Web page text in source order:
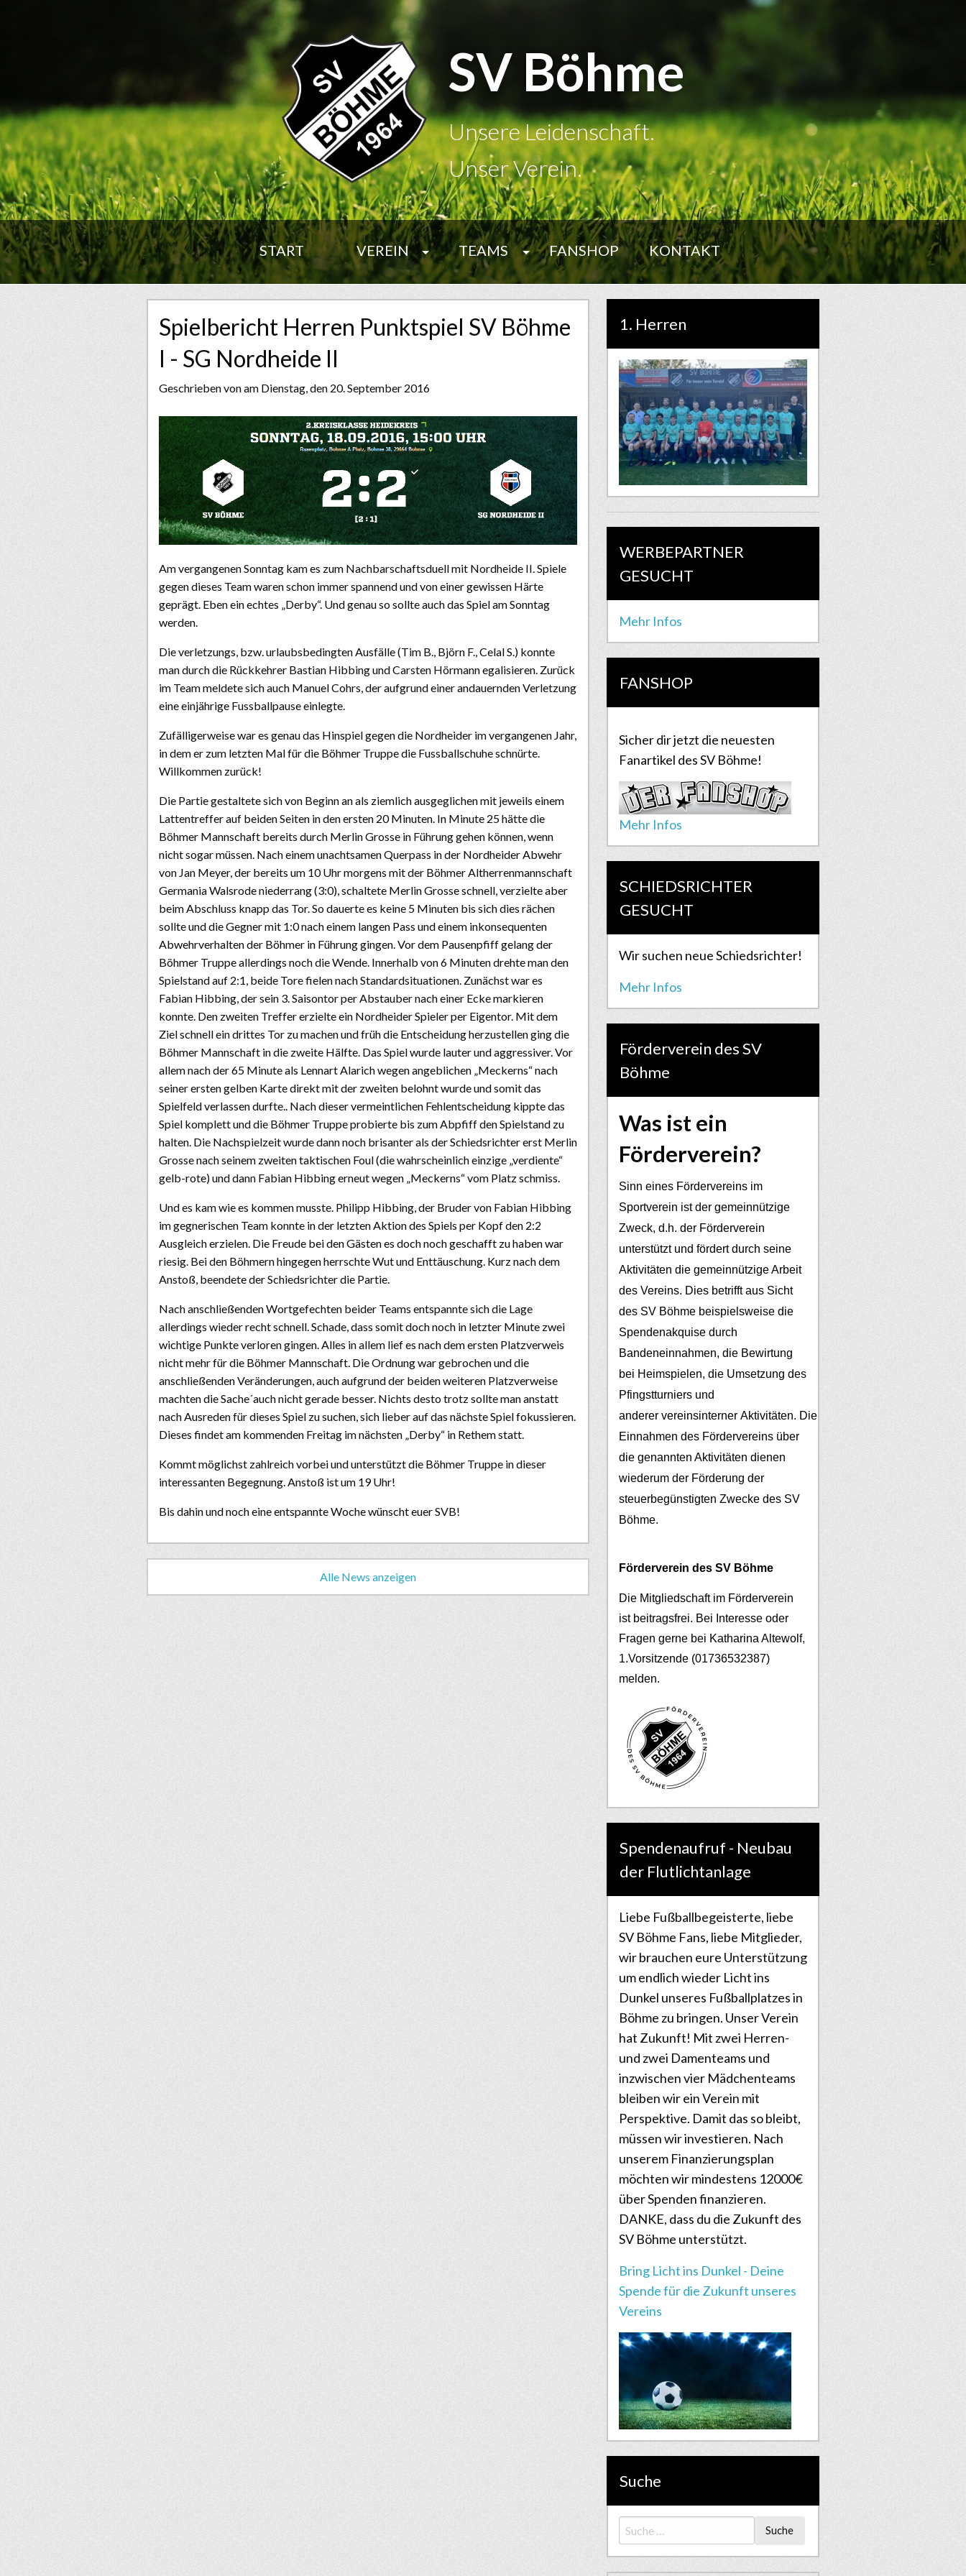
SV Böhme
Unsere Leidenschaft.
Unser Verein.
START VEREIN TEAMS FANSHOP KONTAKT
Spielbericht Herren Punktspiel SV Böhme
I - SG Nordheide II
Geschrieben vonam Dienstag, den 20. September 2016
Am vergangenen Sonntag kam es zum Nachbarschaftsduell mit Nordheide II. Spiele
gegen dieses Team waren schon immer spannend und von einer gewissen Härte
geprägt. Eben ein echtes „Derby“. Und genau so sollte auch das Spiel am Sonntag
werden.
Die verletzungs, bzw. urlaubsbedingten Ausfälle (Tim B., Björn F., Celal S.) konnte
man durch die Rückkehrer Bastian Hibbing und Carsten Hörmann egalisieren. Zurück
im Team meldete sich auch Manuel Cohrs, der aufgrund einer andauernden Verletzung
eine einjährige Fussballpause einlegte.
Zufälligerweise war es genau das Hinspiel gegen die Nordheider im vergangenen Jahr,
in dem er zum letzten Mal für die Böhmer Truppe die Fussballschuhe schnürte.
Willkommen zurück!
Die Partie gestaltete sich von Beginn an als ziemlich ausgeglichen mit jeweils einem
Lattentreffer auf beiden Seiten in den ersten 20 Minuten. In Minute 25 hätte die
Böhmer Mannschaft bereits durch Merlin Grosse in Führung gehen können, wenn
nicht sogar müssen. Nach einem unachtsamen Querpass in der Nordheider Abwehr
von Jan Meyer, der bereits um 10 Uhr morgens mit der Böhmer Altherrenmannschaft
Germania Walsrode niederrang (3:0), schaltete Merlin Grosse schnell, verzielte aber
beim Abschluss knapp das Tor. So dauerte es keine 5 Minuten bis sich dies rächen
sollte und die Gegner mit 1:0 nach einem langen Pass und einem inkonsequenten
Abwehrverhalten der Böhmer in Führung gingen. Vor dem Pausenpfiff gelang der
Böhmer Truppe allerdings noch die Wende. Innerhalb von 6 Minuten drehte man den
Spielstand auf 2:1, beide Tore fielen nach Standardsituationen. Zunächst war es
Fabian Hibbing, der sein 3. Saisontor per Abstauber nach einer Ecke markieren
konnte. Den zweiten Treffer erzielte ein Nordheider Spieler per Eigentor. Mit dem
Ziel schnell ein drittes Tor zu machen und früh die Entscheidung herzustellen ging die
Böhmer Mannschaft in die zweite Hälfte. Das Spiel wurde lauter und aggressiver. Vor
allem nach der 65 Minute als Lennart Alarich wegen angeblichen „Meckerns“ nach
seiner ersten gelben Karte direkt mit der zweiten belohnt wurde und somit das
Spielfeld verlassen durfte.. Nach dieser vermeintlichen Fehlentscheidung kippte das
Spiel komplett und die Böhmer Truppe probierte bis zum Abpfiff den Spielstand zu
halten. Die Nachspielzeit wurde dann noch brisanter als der Schiedsrichter erst Merlin
Grosse nach seinem zweiten taktischen Foul (die wahrscheinlich einzige „verdiente“
gelb-rote) und dann Fabian Hibbing erneut wegen „Meckerns“ vom Platz schmiss.
Und es kam wie es kommen musste. Philipp Hibbing, der Bruder von Fabian Hibbing
im gegnerischen Team konnte in der letzten Aktion des Spiels per Kopf den 2:2
Ausgleich erzielen. Die Freude bei den Gästen es doch noch geschafft zu haben war
riesig. Bei den Böhmern hingegen herrschte Wut und Enttäuschung. Kurz nach dem
Anstoß, beendete der Schiedsrichter die Partie.
Nach anschließenden Wortgefechten beider Teams entspannte sich die Lage
allerdings wieder recht schnell. Schade, dass somit doch noch in letzter Minute zwei
wichtige Punkte verloren gingen. Alles in allem lief es nach dem ersten Platzverweis
nicht mehr für die Böhmer Mannschaft. Die Ordnung war gebrochen und die
anschließenden Veränderungen, auch aufgrund der beiden weiteren Platzverweise
machten die Sache´auch nicht gerade besser. Nichts desto trotz sollte man anstatt
nach Ausreden für dieses Spiel zu suchen, sich lieber auf das nächste Spiel fokussieren.
Dieses findet am kommenden Freitag im nächsten „Derby“ in Rethem statt.
Kommt möglichst zahlreich vorbei und unterstützt die Böhmer Truppe in dieser
interessanten Begegnung. Anstoß ist um 19 Uhr!
Bis dahin und noch eine entspannte Woche wünscht euer SVB!
Alle News anzeigen
1. Herren
WERBEPARTNER
GESUCHT
Mehr Infos
FANSHOP
Sicher dir jetzt die neuesten
Fanartikel des SV Böhme!
Mehr Infos
SCHIEDSRICHTER
GESUCHT
Wir suchen neue Schiedsrichter!
Mehr Infos
Förderverein des SV
Böhme
Was ist ein
Förderverein?
Sinn eines Fördervereins im
Sportverein ist der gemeinnützige
Zweck, d.h. der Förderverein
unterstützt und fördert durch seine
Aktivitäten die gemeinnützige Arbeit
des Vereins. Dies betrifft aus Sicht
des SV Böhme beispielsweise die
Spendenakquise durch
Bandeneinnahmen, die Bewirtung
bei Heimspielen, die Umsetzung des
Pfingstturniers und
anderer vereinsinterner Aktivitäten. Die
Einnahmen des Fördervereins über
die genannten Aktivitäten dienen
wiederum der Förderung der
steuerbegünstigten Zwecke des SV
Böhme.
Förderverein des SV Böhme
Die Mitgliedschaft im Förderverein
ist beitragsfrei. Bei Interesse oder
Fragen gerne bei Katharina Altewolf,
1.Vorsitzende (01736532387)
melden.
Spendenaufruf - Neubau
der Flutlichtanlage
Liebe Fußballbegeisterte, liebe
SV Böhme Fans, liebe Mitglieder,
wir brauchen eure Unterstützung
um endlich wieder Licht ins
Dunkel unseres Fußballplatzes in
Böhme zu bringen. Unser Verein
hat Zukunft! Mit zwei Herren-
und zwei Damenteams und
inzwischen vier Mädchenteams
bleiben wir ein Verein mit
Perspektive. Damit das so bleibt,
müssen wir investieren. Nach
unserem Finanzierungsplan
möchten wir mindestens 12000€
über Spenden finanzieren.
DANKE, dass du die Zukunft des
SV Böhme unterstützt.
Bring Licht ins Dunkel - Deine
Spende für die Zukunft unseres
Vereins
Suche
Suche